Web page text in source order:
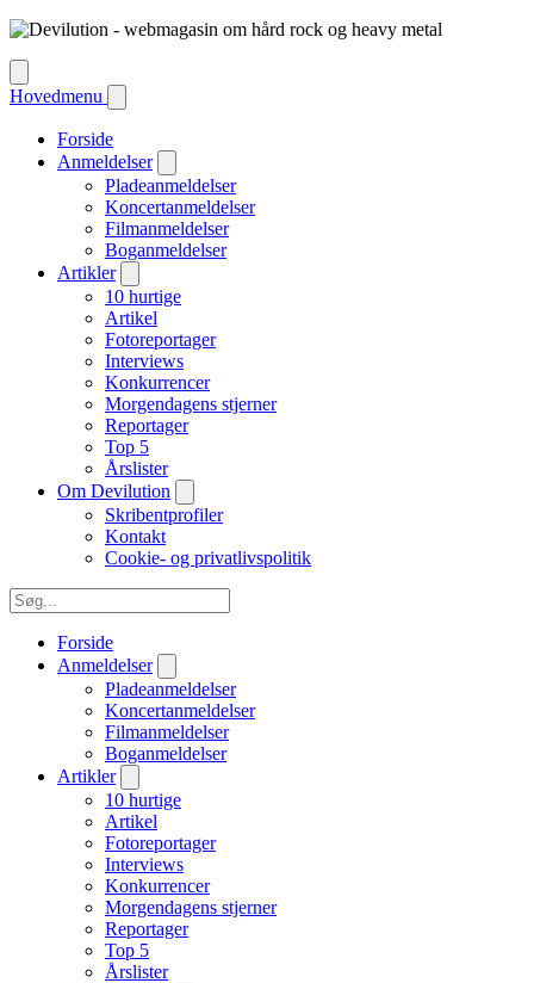
Hovedmenu
Forside
Anmeldelser
Pladeanmeldelser
Koncertanmeldelser
Filmanmeldelser
Boganmeldelser
Artikler
10 hurtige
Artikel
Fotoreportager
Interviews
Konkurrencer
Morgendagens stjerner
Reportager
Top 5
Årslister
Om Devilution
Skribentprofiler
Kontakt
Cookie- og privatlivspolitik
Forside
Anmeldelser
Pladeanmeldelser
Koncertanmeldelser
Filmanmeldelser
Boganmeldelser
Artikler
10 hurtige
Artikel
Fotoreportager
Interviews
Konkurrencer
Morgendagens stjerner
Reportager
Top 5
Årslister